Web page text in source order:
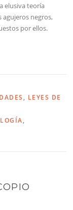
elusiva teoría
agujeros negros,
por ellos.
, LEYES DE
,